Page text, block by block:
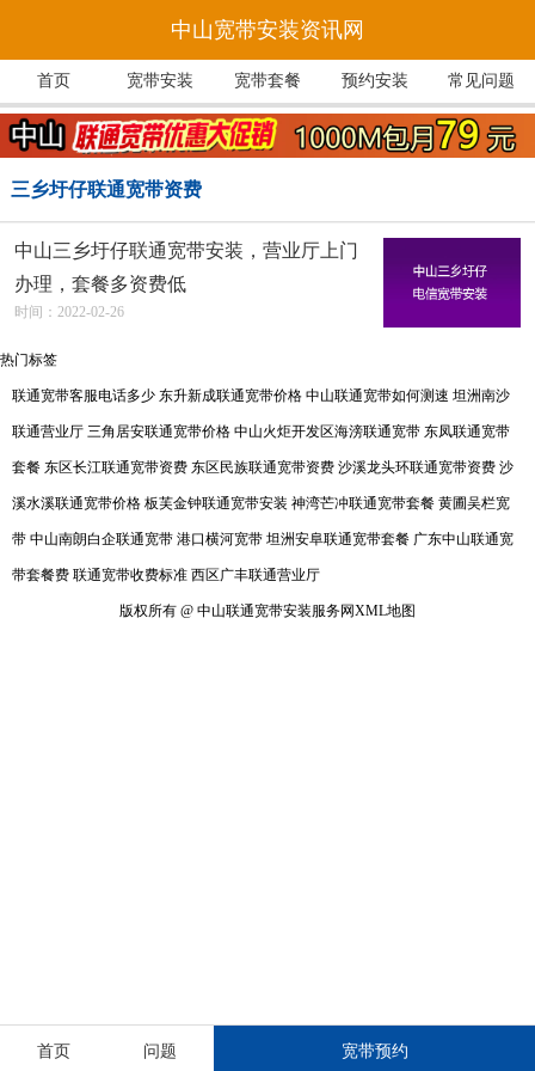
中山宽带安装资讯网
首页 宽带安装 宽带套餐 预约安装 常见问题
三乡圩仔联通宽带资费
中山三乡圩仔联通宽带安装，营业厅上门
办理，套餐多资费低
时间：2022-02-26
热门标签
联通宽带客服电话多少 东升新成联通宽带价格 中山联通宽带如何测速 坦洲南沙
联通营业厅 三角居安联通宽带价格 中山火炬开发区海滂联通宽带 东凤联通宽带
套餐 东区长江联通宽带资费 东区民族联通宽带资费 沙溪龙头环联通宽带资费 沙
溪水溪联通宽带价格 板芙金钟联通宽带安装 神湾芒冲联通宽带套餐 黄圃吴栏宽
带 中山南朗白企联通宽带 港口横河宽带 坦洲安阜联通宽带套餐 广东中山联通宽
带套餐费 联通宽带收费标准 西区广丰联通营业厅
版权所有 @ 中山联通宽带安装服务网XML地图
首页 问题 宽带预约